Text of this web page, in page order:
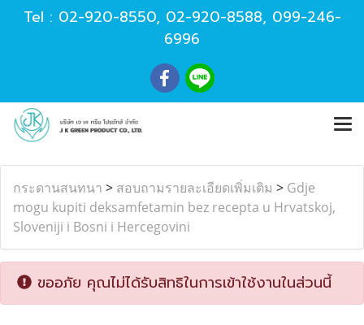
Tel : 02-920-8550, 02-920-8588, 099-246-
6996
กระดานสนทนา > สอบถามรายละเอียดเพิ่มเติม > Gdje
mogu kupiti deksamfetamin bez recepta u Hrvatskoj,
Sloveniji i Bosni i Hercegovini
ขออภัย คุณไม่ได้รับสิทธิในการเข้าใช้งานในส่วนนี้